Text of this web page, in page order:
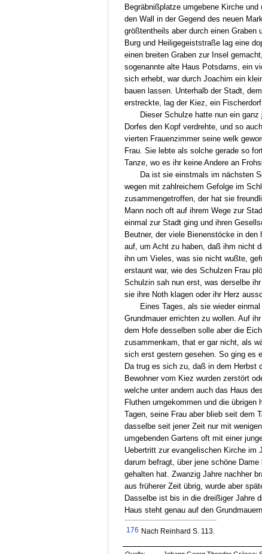
Begräbnißplatze umgebene Kirche
den Wall in der Gegend des neuen
größtentheils aber durch einen
Burg und Heiligegeiststraße lag eine
einen breiten Graben zur Insel
sogenannte alte Haus Potsdams, ein
sich erhebt, war durch Joachim ein
bauen lassen. Unterhalb der Stadt,
erstreckte, lag der Kiez, ein
Dieser Schulze hatte nun ein
Dorfes den Kopf verdrehte, und so
vierten Frauenzimmer seine welk
Frau. Sie lebte als solche gerade so
Tanze, wo es ihr keine Andere an
Da ist sie einstmals im nächsten
wegen mit zahlreichem Gefolge im
zusammengetroffen, der hat sie
Mann noch oft auf ihrem Wege zur
einmal zur Stadt ging und ihren
Beutner, der viele Bienenstöcke in
auf, um Acht zu haben, daß ihm nicht
ihn um Vieles, was sie nicht wußte,
erstaunt war, wie des Schulzen Frau
Schulzin sah nun erst, was derselbe
sie ihre Noth klagen oder ihr Herz
Eines Tages, als sie wieder
Grundmauer errichten zu wollen. Auf
dem Hofe desselben solle aber die
zusammenkam, that er gar nicht, als
sich erst gestern gesehen. So ging es
Da trug es sich zu, daß in dem Herbst
Bewohner vom Kiez wurden zerstört
welche unter andern auch das Haus
Fluthen umgekommen und die
Tagen, seine Frau aber blieb seit dem
dasselbe seit jener Zeit nur mit
umgebenden Gartens oft mit einer
Uebertritt zur evangelischen Kirche im
darum befragt, über jene schöne
gehalten hat. Zwanzig Jahre nachher
aus früherer Zeit übrig, wurde aber
Dasselbe ist bis in die dreißiger Jahre
Haus steht genau auf den
176 Nach Reinhard S. 113.